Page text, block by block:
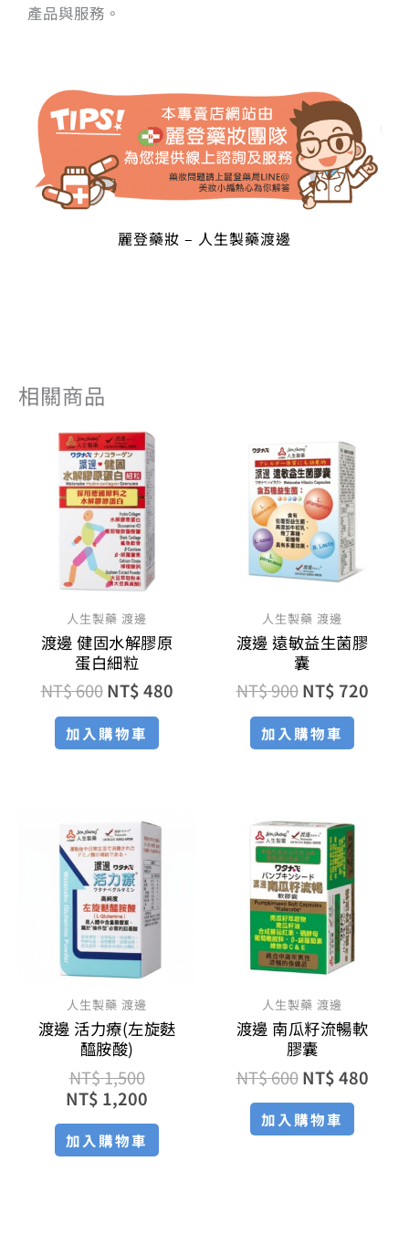
產品與服務。
麗登藥妝 – 人生製藥渡邊
相關商品
人生製藥 渡邊
渡邊 健固水解膠原
蛋白細粒
NT$600
原
始
價
格：
NT$ 600。
NT$480
NT$ 480。
加入購物車
人生製藥 渡邊
渡邊 遠敏益生菌膠
囊
NT$900
始
價
格：
NT$ 900。
NT$ 720
加入購物車
人生製藥 渡邊
渡邊 活力療(左旋麩
醯胺酸)
NT$1,500
原
始
價
格：
NT$ 1,500。
NT$ 1,200
目
前
價
格：
NT$ 1,200。
加入購物車
人生製藥 渡邊
渡邊 南瓜籽流暢軟
膠囊
NT$600
原
始
價
格：
NT$ 600。
NT$480
加入購物車